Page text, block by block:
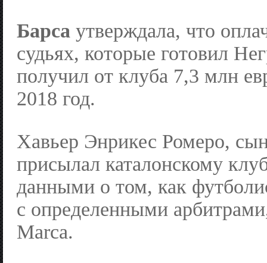
Барса утверждала, что
судьях, которые готовил
получил от клуба 7,3 млн
2018 год.
Хавьер Энрикес Ромеро,
присылал каталонскому
данными о том, как
с определенными
Marca.